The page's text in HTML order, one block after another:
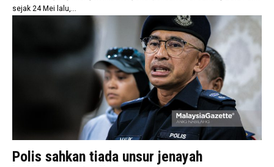
sejak 24 Mei lalu,...
Polis sahkan tiada unsur jenayah